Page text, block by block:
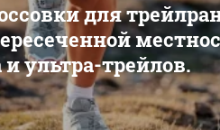
для
ультра-трейлов.